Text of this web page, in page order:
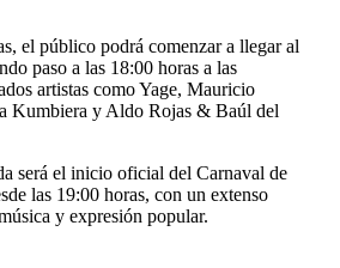
el público podrá comenzar a llegar al
paso a las 18:00 horas a las
artistas como Yage, Mauricio
Kumbiera y Aldo Rojas & Baúl del
será el inicio oficial del Carnaval de
las 19:00 horas, con un extenso
y expresión popular.